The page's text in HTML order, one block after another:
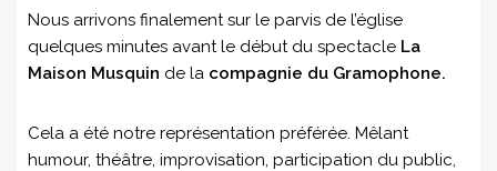
Nous arrivons finalement sur le parvis de l’église
quelques minutes avant le début du spectacle La
Maison Musquin de la compagnie du Gramophone.
Cela a été notre représentation préférée. Mêlant
humour, théâtre, improvisation, participation du public,